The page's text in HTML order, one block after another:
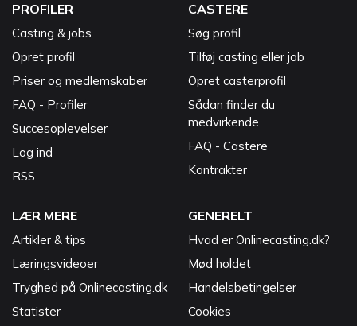
PROFILER
Casting & jobs
Opret profil
Priser og medlemskaber
FAQ - Profiler
Succesoplevelser
Log ind
RSS
CASTERE
Søg profil
Tilføj casting eller job
Opret casterprofil
Sådan finder du
medvirkende
FAQ - Castere
Kontrakter
LÆR MERE
Artikler & tips
Læringsvideoer
Tryghed på Onlinecasting.dk
Statister
GENERELT
Hvad er Onlinecasting.dk?
Mød holdet
Handelsbetingelser
Cookies